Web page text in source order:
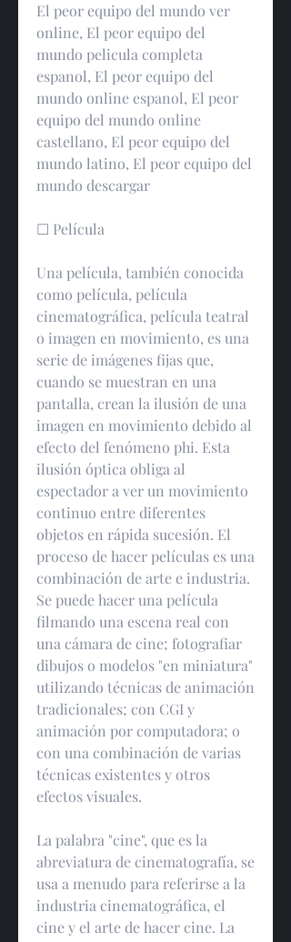
El peor equipo del mundo ver
online, El peor equipo del
mundo pelicula completa
espanol, El peor equipo del
mundo online espanol, El peor
equipo del mundo online
castellano, El peor equipo del
mundo latino, El peor equipo del
mundo descargar
☐ Película
Una película, también conocida
como película, película
cinematográfica, película teatral
o imagen en movimiento, es una
serie de imágenes fijas que,
cuando se muestran en una
pantalla, crean la ilusión de una
imagen en movimiento debido al
efecto del fenómeno phi. Esta
ilusión óptica obliga al
espectador a ver un movimiento
continuo entre diferentes
objetos en rápida sucesión. El
proceso de hacer películas es una
combinación de arte e industria.
Se puede hacer una película
filmando una escena real con
una cámara de cine; fotografiar
dibujos o modelos "en miniatura"
utilizando técnicas de animación
tradicionales; con CGI y
animación por computadora; o
con una combinación de varias
técnicas existentes y otros
efectos visuales.
La palabra "cine", que es la
abreviatura de cinematografía, se
usa a menudo para referirse a la
industria cinematográfica, el
cine y el arte de hacer cine. La